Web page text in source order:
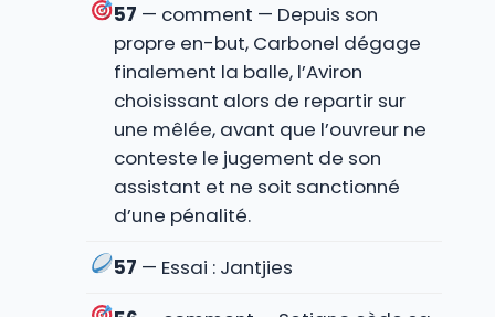
57 — comment — Depuis son
propre en-but, Carbonel dégage
finalement la balle, l’Aviron
choisissant alors de repartir sur
une mêlée, avant que l’ouvreur ne
conteste le jugement de son
assistant et ne soit sanctionné
d’une pénalité.
57 — Essai : Jantjies